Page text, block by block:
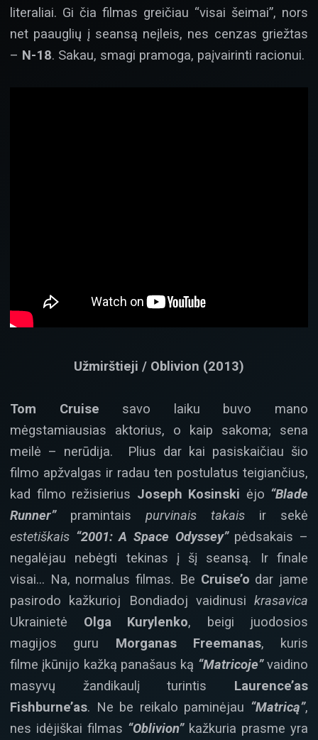
literaliai. Gi čia filmas greičiau “visai šeimai”, nors
net paauglių į seansą neįleis, nes cenzas griežtas
– N-18. Sakau, smagi pramoga, paįvairinti racionui.
Užmirštieji / Oblivion (2013)
Tom Cruise savo laiku buvo mano
mėgstamiausias aktorius, o kaip sakoma; sena
meilė – nerūdija. Plius dar kai pasiskaičiau šio
filmo apžvalgas ir radau ten postulatus teigiančius,
kad filmo režisierius Joseph Kosinski ėjo “Blade
Runner”pramintais purvinais takais ir sekė
estetiškais “2001: A Space Odyssey”pėdsakais –
negalėjau nebėgti tekinas į šį seansą. Ir finale
visai… Na, normalus filmas. Be Cruise’o dar jame
pasirodo kažkurioj Bondiadoj vaidinusi krasavica
Ukrainietė Olga Kurylenko, beigi juodosios
magijos guru Morganas Freemanas, kuris
filme įkūnijo kažką panašaus ką “Matricoje”vaidino
masyvų žandikaulį turintis Laurence’as
Fishburne’as. Ne be reikalo paminėjau “Matricą”,
nes idėjiškai filmas “Oblivion”kažkuria prasme yra